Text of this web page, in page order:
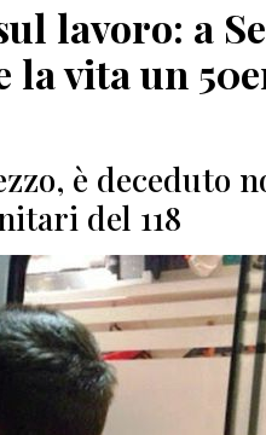
lavoro: a
la vita un
è deceduto
del 118